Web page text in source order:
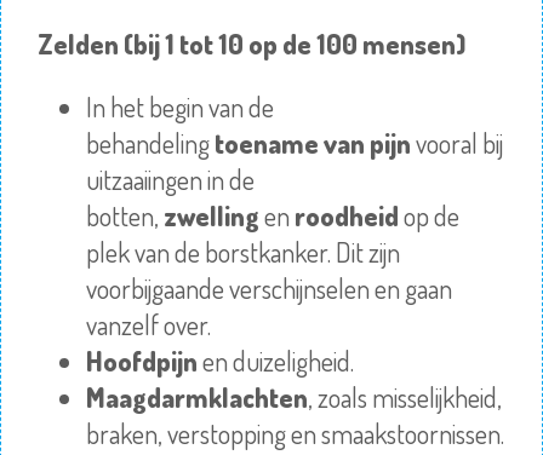
Zelden (bij 1 tot 10 op de 100 mensen)
In het begin van de
behandelingtoename van pijnvooral bij
uitzaaiingen in de
botten, zwellingen roodheidop de
plek van de borstkanker. Dit zijn
voorbijgaande verschijnselen en gaan
vanzelf over.
Hoofdpijnen duizeligheid.
Maagdarmklachten, zoals misselijkheid,
braken,verstoppingen smaakstoornissen.